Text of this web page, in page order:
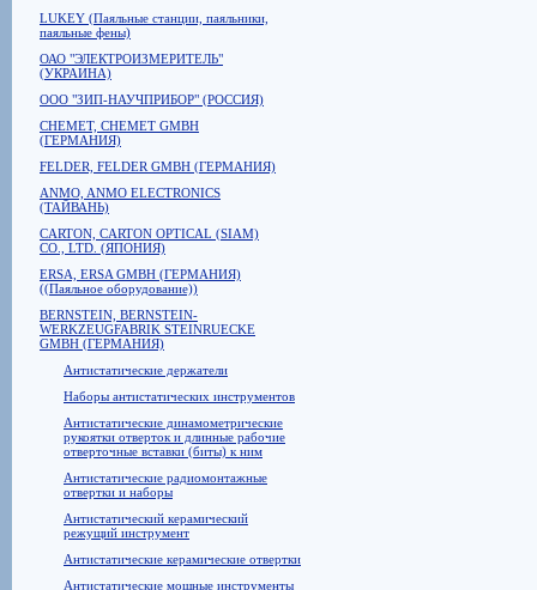
LUKEY (Паяльные станции, паяльники,
паяльные фены)
ОАО "ЭЛЕКТРОИЗМЕРИТЕЛЬ"
(УКРАИНА)
ООО "ЗИП-НАУЧПРИБОР" (РОССИЯ)
CHEMET, CHEMET GMBH
(ГЕРМАНИЯ)
FELDER, FELDER GMBH (ГЕРМАНИЯ)
ANMO, ANMO ELECTRONICS
(ТАЙВАНЬ)
CARTON, CARTON OPTICAL (SIAM)
CO., LTD. (ЯПОНИЯ)
ERSA, ERSA GMBH (ГЕРМАНИЯ)
((Паяльное оборудование))
BERNSTEIN, BERNSTEIN-
WERKZEUGFABRIK STEINRUECKE
GMBH (ГЕРМАНИЯ)
Антистатические держатели
Наборы антистатических инструментов
Антистатические динамометрические
рукоятки отверток и длинные рабочие
отверточные вставки (биты) к ним
Антистатические радиомонтажные
отвертки и наборы
Антистатический керамический
режущий инструмент
Антистатические керамические отвертки
Антистатические мощные инструменты